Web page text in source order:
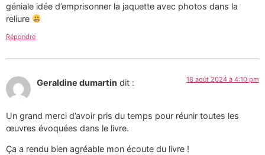
géniale idée d’emprisonner la jaquette avec photos dans la
reliure
Répondre
Geraldine dumartin dit : 18 août 2024 à 4:10 pm
Un grand merci d’avoir pris du temps pour réunir toutes les
œuvres évoquées dans le livre.
Ça a rendu bien agréable mon écoute du livre !